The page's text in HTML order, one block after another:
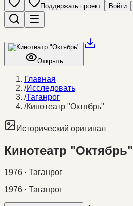
Поддержать проект Войти
Открыть
Главная
/Исследовать
/Таганрог
/Кинотеатр "Октябрь"
Исторический оригинал
Кинотеатр "Октябрь"
1976 · Таганрог
1976 · Таганрог